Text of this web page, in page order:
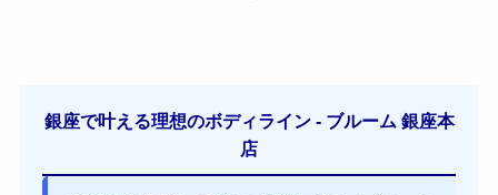
銀座で叶える理想のボディライン - ブルーム 銀座本
店